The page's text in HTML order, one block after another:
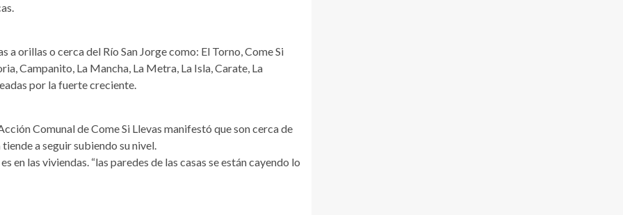
orillas o cerca del Río San Jorge como: El Torno, Come Si
Campanito, La Mancha, La Metra, La Isla, Carate, La
por la fuerte creciente.
Comunal de Come Si Llevas manifestó que son cerca de
a seguir subiendo su nivel.
las viviendas. “las paredes de las casas se están cayendo lo